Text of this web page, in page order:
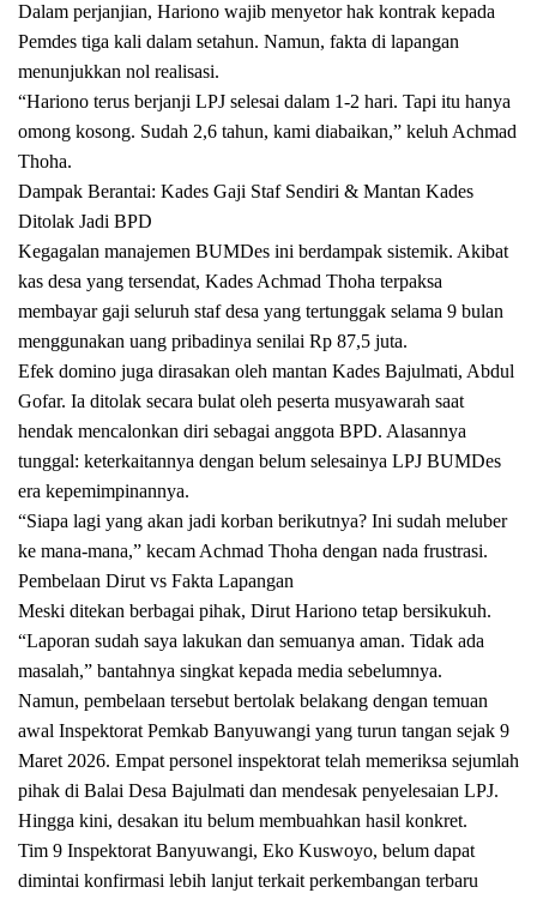
Dalam perjanjian, Hariono wajib menyetor hak kontrak kepada
Pemdes tiga kali dalam setahun. Namun, fakta di lapangan
menunjukkan nol realisasi.
“Hariono terus berjanji LPJ selesai dalam 1-2 hari. Tapi itu hanya
omong kosong. Sudah 2,6 tahun, kami diabaikan,” keluh Achmad
Thoha.
Dampak Berantai: Kades Gaji Staf Sendiri & Mantan Kades
Ditolak Jadi BPD
Kegagalan manajemen BUMDes ini berdampak sistemik. Akibat
kas desa yang tersendat, Kades Achmad Thoha terpaksa
membayar gaji seluruh staf desa yang tertunggak selama 9 bulan
menggunakan uang pribadinya senilai Rp 87,5 juta.
Efek domino juga dirasakan oleh mantan Kades Bajulmati, Abdul
Gofar. Ia ditolak secara bulat oleh peserta musyawarah saat
hendak mencalonkan diri sebagai anggota BPD. Alasannya
tunggal: keterkaitannya dengan belum selesainya LPJ BUMDes
era kepemimpinannya.
“Siapa lagi yang akan jadi korban berikutnya? Ini sudah meluber
ke mana-mana,” kecam Achmad Thoha dengan nada frustrasi.
Pembelaan Dirut vs Fakta Lapangan
Meski ditekan berbagai pihak, Dirut Hariono tetap bersikukuh.
“Laporan sudah saya lakukan dan semuanya aman. Tidak ada
masalah,” bantahnya singkat kepada media sebelumnya.
Namun, pembelaan tersebut bertolak belakang dengan temuan
awal Inspektorat Pemkab Banyuwangi yang turun tangan sejak 9
Maret 2026. Empat personel inspektorat telah memeriksa sejumlah
pihak di Balai Desa Bajulmati dan mendesak penyelesaian LPJ.
Hingga kini, desakan itu belum membuahkan hasil konkret.
Tim 9 Inspektorat Banyuwangi, Eko Kuswoyo, belum dapat
dimintai konfirmasi lebih lanjut terkait perkembangan terbaru